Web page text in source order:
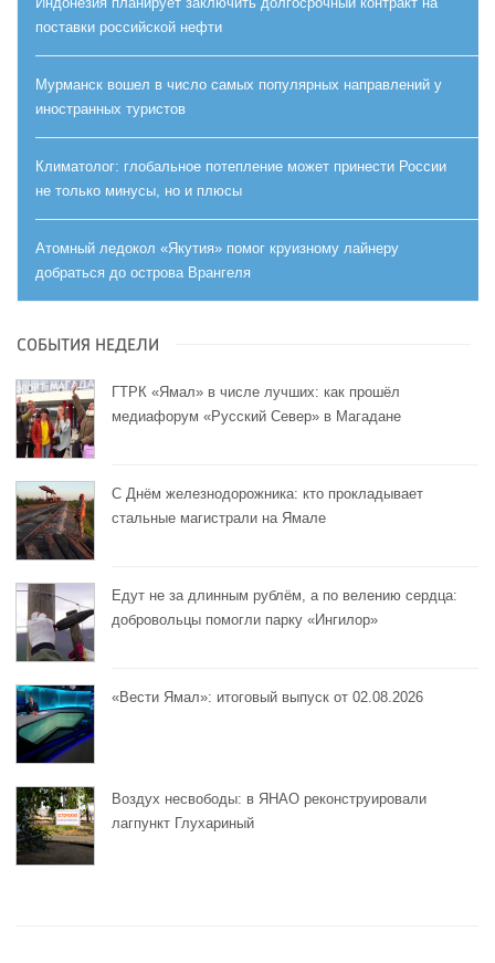
поставки российской нефти
Мурманск вошел в число самых популярных направлений у
иностранных туристов
Климатолог: глобальное потепление может принести России
не только минусы, но и плюсы
Атомный ледокол «Якутия» помог круизному лайнеру
добраться до острова Врангеля
СОБЫТИЯ НЕДЕЛИ
ГТРК «Ямал» в числе лучших: как прошёл
медиафорум «Русский Север» в Магадане
С Днём железнодорожника: кто прокладывает
стальные магистрали на Ямале
Едут не за длинным рублём, а по велению сердца:
добровольцы помогли парку «Ингилор»
«Вести Ямал»: итоговый выпуск от 02.08.2026
Воздух несвободы: в ЯНАО реконструировали
лагпункт Глухариный